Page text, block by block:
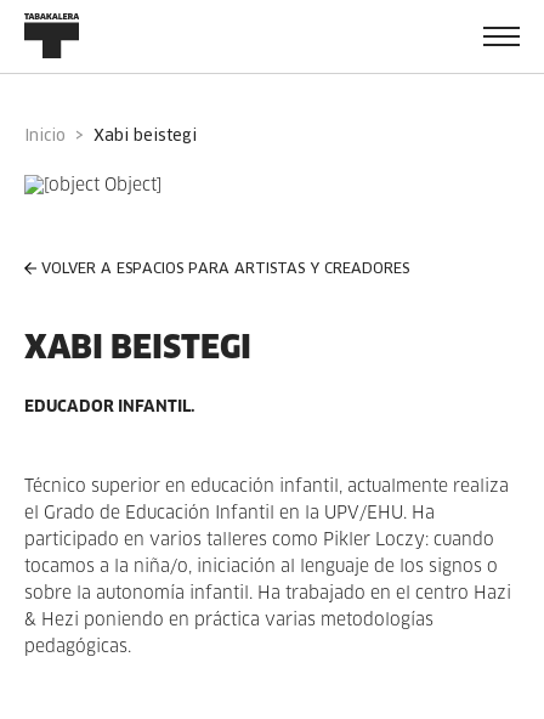
Inicio xabi beistegi
VOLVER A ESPACIOS PARA ARTISTAS Y CREADORES
XABI BEISTEGI
EDUCADOR INFANTIL.
Técnico superior en educación infantil, actualmente realiza
el Grado de Educación Infantil en la UPV/EHU. Ha
participado en varios talleres como Pikler Loczy: cuando
tocamos a la niña/o, iniciación al lenguaje de los signos o
sobre la autonomía infantil. Ha trabajado en el centro Hazi
& Hezi poniendo en práctica varias metodologías
pedagógicas.